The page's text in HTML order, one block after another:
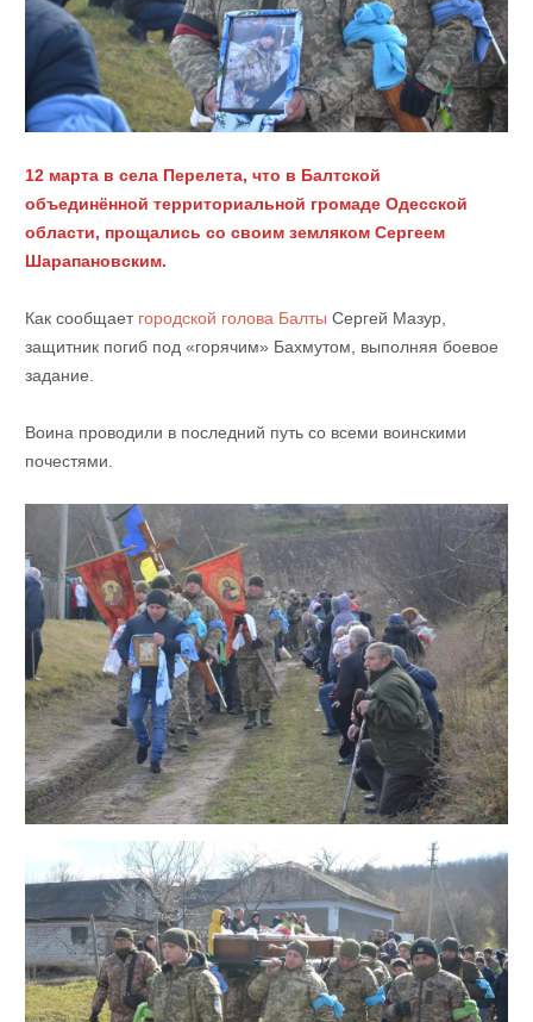
12 марта в села Перелета, что в Балтской
объединённой территориальной громаде Одесской
области, прощались со своим земляком Сергеем
Шарапановским.
Как сообщает городской голова Балты Сергей Мазур,
защитник погиб под «горячим» Бахмутом, выполняя боевое
задание.
Воина проводили в последний путь со всеми воинскими
почестями.